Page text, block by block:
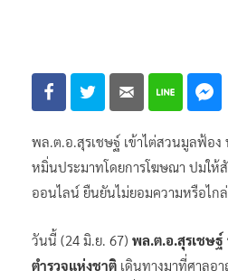
พล.ต.อ.สุรเชษฐ์ เข้าไต่สวนมูลฟ้อ
หมิ่นประมาทโดยการโฆษณา ปมใ
ออนไลน์ ยืนยันไม่ยอมความหรือไก
วันนี้ (24 มิ.ย. 67) พล.ต.อ.สุรเชษ
ตํารวจแห่งชาติ เดินทางมาที่ศาลอ